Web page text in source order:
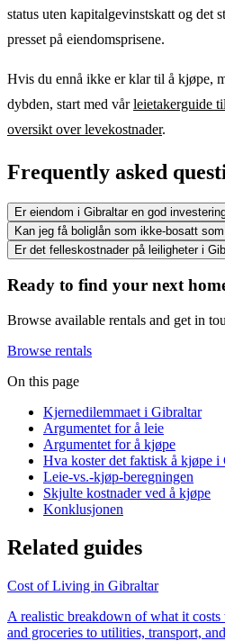
status uten kapitalgevinstskatt og det
presset på eiendomsprisene.
Hvis du ennå ikke er klar til å kjøpe,
dybden, start med vårleietakerguide
oversikt over levekostnader.
Frequently asked
Er eiendom i Gibraltar en god
Kan jeg få boliglån som ikke-bosatt
Er det felleskostnader på leiligheter i
Ready to find your next
Browse available rentals and get in
Browse rentals
On this page
Kjernedilemmaet i Gibraltar
Argumentet for å leie
Argumentet for å kjøpe
Hva koster det faktisk å kjøpe i
Leie-vs.-kjøp-beregningen
Skjulte kostnader ved å kjøpe
Konklusjonen
Related guides
Cost of Living in Gibraltar
A realistic breakdown of what it
and groceries to utilities, transport,